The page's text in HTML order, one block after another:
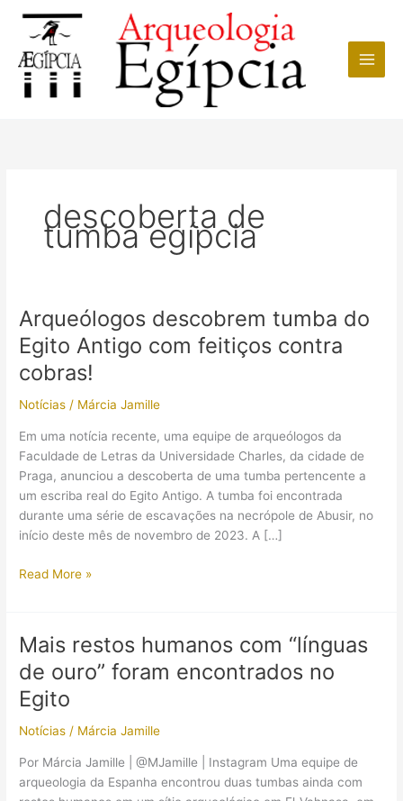
conteúdo
descoberta de
tumba egípcia
Arqueólogos descobrem tumba do
Egito Antigo com feitiços contra
cobras!
Notícias / Márcia Jamille
Em uma notícia recente, uma equipe de arqueólogos da
Faculdade de Letras da Universidade Charles, da cidade de
Praga, anunciou a descoberta de uma tumba pertencente a
um escriba real do Egito Antigo. A tumba foi encontrada
durante uma série de escavações na necrópole de Abusir, no
início deste mês de novembro de 2023. A […]
Arqueólogos
Egito
Antigo
com
feitiços
contra
Read More »
Mais restos humanos com “línguas
de ouro” foram encontrados no
Egito
Notícias / Márcia Jamille
Por Márcia Jamille | @MJamille | Instagram Uma equipe de
arqueologia da Espanha encontrou duas tumbas ainda com